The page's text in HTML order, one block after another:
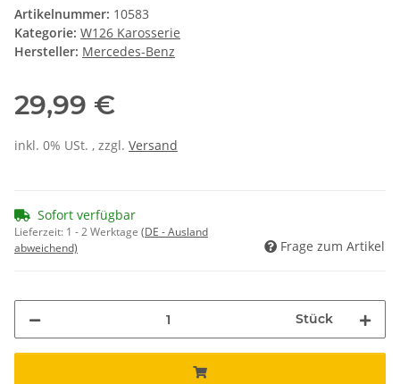
Artikelnummer: 10583
Kategorie: W126 Karosserie
Hersteller: Mercedes-Benz
29,99 €
inkl. 0% USt. , zzgl. Versand
Sofort verfügbar
Lieferzeit: 1 - 2 Werktage (DE - Ausland
abweichend)
Frage zum Artikel
Stück